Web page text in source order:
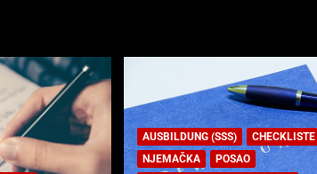
AUSBILDUNG (SSS)
CHECKLISTE
NJEMAČKA
POSAO